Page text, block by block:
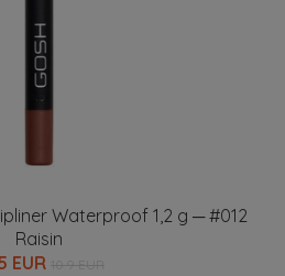
Waterproof 1,2 g ─ #012
Raisin
EUR